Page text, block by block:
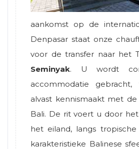
aankomst op de
Denpasar staat onze
voor de transfer naar het
Seminyak. U wordt
accommodatie
alvast kennismaakt met
Bali. De rit voert u door
het eiland, langs
karakteristieke Balinese